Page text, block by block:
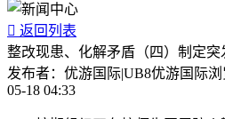
 返回列表
整改现患、化解矛盾（四）制定突
发布者： 优游国际|UB8优游国际浏
05-18 04:33